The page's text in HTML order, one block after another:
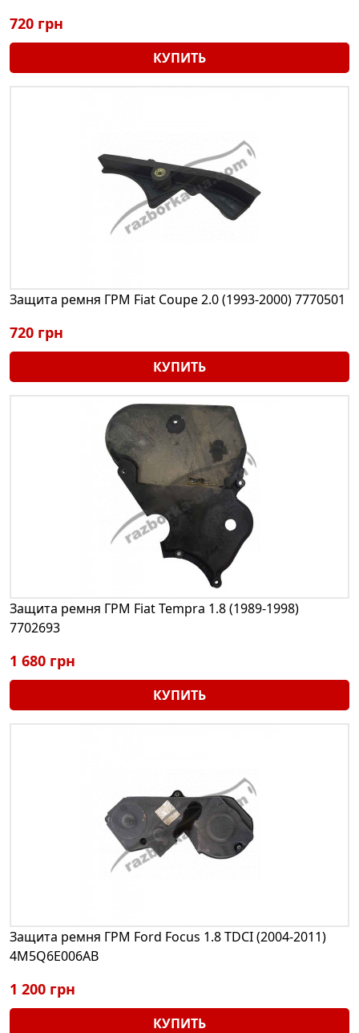
720 грн
КУПИТЬ
Защита ремня ГРМ Fiat Coupe 2.0 (1993-2000) 7770501
720 грн
КУПИТЬ
Защита ремня ГРМ Fiat Tempra 1.8 (1989-1998)
7702693
1 680 грн
КУПИТЬ
Защита ремня ГРМ Ford Focus 1.8 TDCI (2004-2011)
4M5Q6E006AB
1 200 грн
КУПИТЬ